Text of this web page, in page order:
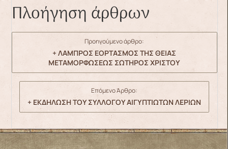
Πλοήγηση άρθρων
Προηγούμενο άρθρο:
+ ΛΑΜΠΡΟΣ ΕΟΡΤΑΣΜΟΣ ΤΗΣ ΘΕΙΑΣ
ΜΕΤΑΜΟΡΦΩΣΕΩΣ ΣΩΤΗΡΟΣ ΧΡΙΣΤΟΥ
Επόμενο Άρθρο:
+ ΕΚΔΗΛΩΣΗ ΤΟΥ ΣΥΛΛΟΓΟΥ ΑΙΓΥΠΤΙΩΤΩΝ ΛΕΡΙΩΝ